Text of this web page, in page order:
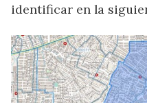
identificar en la